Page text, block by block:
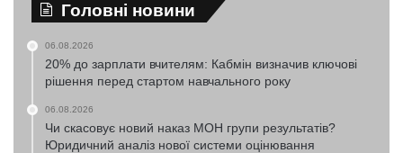
Головні новини
06.08.2026
20% до зарплати вчителям: Кабмін визначив ключові
рішення перед стартом навчального року
06.08.2026
Чи скасовує новий наказ МОН групи результатів?
Юридичний аналіз нової системи оцінювання